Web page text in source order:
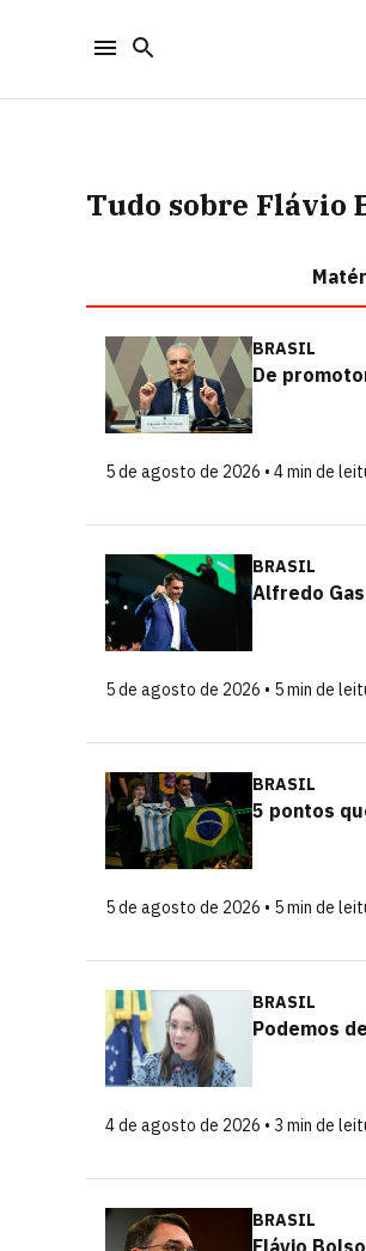
Tudo sobre Flávio
BRASIL
De
5 de agosto de 2026 • 4 min de
BRASIL
Alfredo
5 de agosto de 2026 • 5 min de
BRASIL
5 pontos
5 de agosto de 2026 • 5 min de
BRASIL
Podemos
4 de agosto de 2026 • 3 min de
BRASIL
Flávio